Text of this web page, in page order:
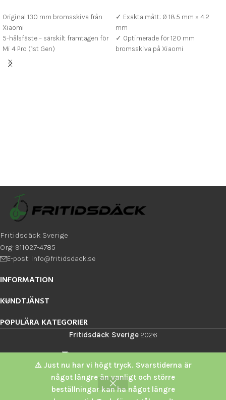
⚠️ Just nu har vi högt tryck. Svarstiderna är
något längre än vanligt och större
beställningar kan ha något längre
Original 130 mm bromsskiva från
Xiaomi
5-hålsfäste – särskilt framtagen för
Mi 4 Pro (1st Gen)
Tillverkad i rostfritt stål för lång
✓ Exakta mått: Ø 18.5 mm × 4.2
mm
✓ Optimerade för 120 mm
bromsskiva på Xiaomi
Fritidsdäck Sverige
Org: 911027-4785
E-post: info@fritidsdack.se
INFORMATION
KUNDTJÄNST
POPULÄRA KATEGORIER
Fritidsdäck Sverige 2026